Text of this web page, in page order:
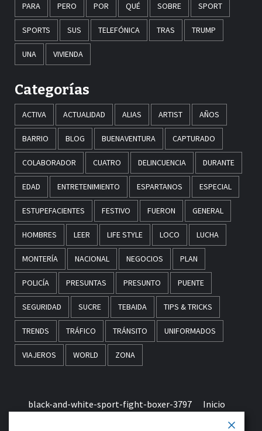
PARA PERO POR QUÉ SOBRE SPORT
SPORTS SUS TELEFÓNICA TRAS TRUMP
UNA VIVIENDA
Categorías
ACTIVA ACTUALIDAD ALIAS ARTIST AÑOS
BARRIO BLOG BUENAVENTURA CAPTURADO
COLABORADOR CUATRO DELINCUENCIA DURANTE
EDAD ENTRETENIMIENTO ESPARTANOS ESPECIAL
ESTUPEFACIENTES FESTIVO FUERON GENERAL
HOMBRES LEER LIFE STYLE LOCO LUCHA
MONTERÍA NACIONAL NEGOCIOS PLAN
POLICÍA PRESUNTAS PRESUNTO PUENTE
SEGURIDAD SUCRE TEBAIDA TIPS & TRICKS
TRENDS TRÁFICO TRÁNSITO UNIFORMADOS
VIAJEROS WORLD ZONA
black-and-white-sport-fight-boxer-3797 Inicio